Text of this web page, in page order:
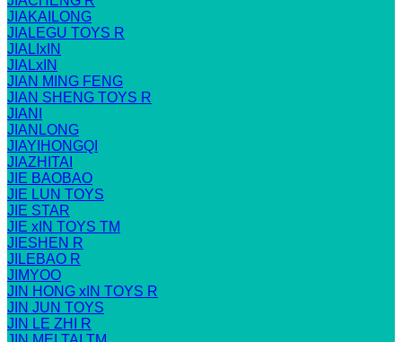
JIAKAILONG
JIALEGU TOYS R
JIALIxIN
JIALxIN
JIAN MING FENG
JIAN SHENG TOYS R
JIANI
JIANLONG
JIAYIHONGQI
JIAZHITAI
JIE BAOBAO
JIE LUN TOYS
JIE STAR
JIE xIN TOYS TM
JIESHEN R
JILEBAO R
JIMYOO
JIN HONG xIN TOYS R
JIN JUN TOYS
JIN LE ZHI R